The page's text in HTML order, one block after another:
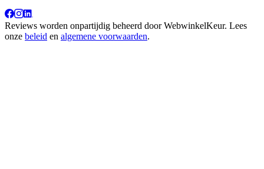
Reviews worden onpartijdig beheerd doorWebwinkelKeur. Lees
onze beleid en algemene voorwaarden.